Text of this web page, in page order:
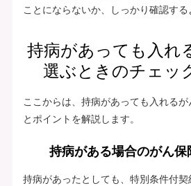
ことにならないか、しっかり確認する
持病があっても入れ
選ぶときのチェッ
ここからは、持病があっても入れる
とポイントを解説します。
持病がある場合のがん保
持病があったとしても、特別条件付